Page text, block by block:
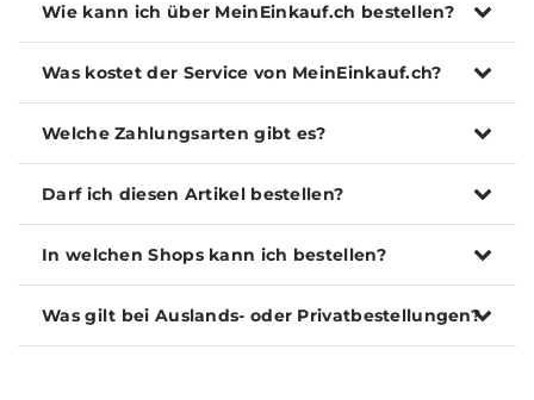
Wie kann ich über MeinEinkauf.ch bestellen?
Was kostet der Service von MeinEinkauf.ch?
Welche Zahlungsarten gibt es?
Darf ich diesen Artikel bestellen?
In welchen Shops kann ich bestellen?
Was gilt bei Auslands- oder Privatbestellungen?